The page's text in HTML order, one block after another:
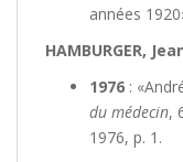
années
HAMBURGER,
1976 :
du médecin,
1976, p. 1.